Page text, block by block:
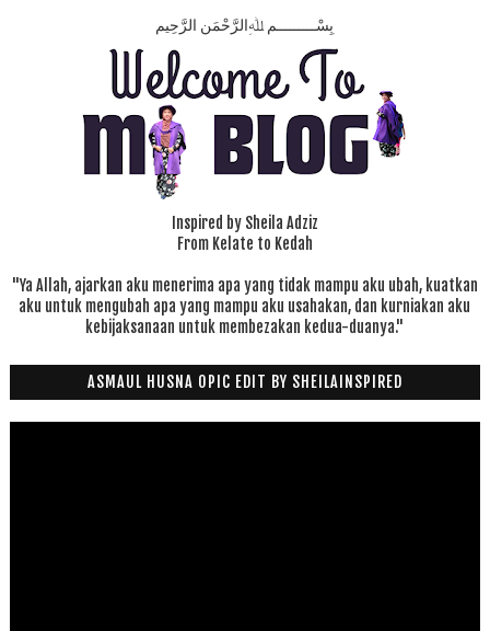
بِسْـــــــــمِ ﷲِالرَّحْمَنِ الرَّحِيم
Inspired by Sheila Adziz
From Kelate to Kedah
"Ya Allah, ajarkan aku menerima apa yang tidak mampu aku ubah, kuatkan
aku untuk mengubah apa yang mampu aku usahakan, dan kurniakan aku
kebijaksanaan untuk membezakan kedua-duanya."
ASMAUL HUSNA OPIC EDIT BY SHEILAINSPIRED